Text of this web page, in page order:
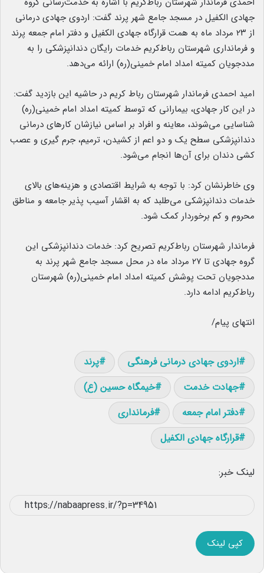
جهادی الکفیل در مسجد جامع شهر پرند گفت: اردوی جهادی درمانی
از ۲۳ مرداد ماه به همت قرارگاه جهادی الکفیل و دفتر امام جمعه پرند
و فرمانداری شهرستان رباط‌کریم خدمات رایگان دندانپزشکی را به
مددجویان کمیته امداد امام خمینی(ره) ارائه می‌دهد.
امید احمدی فرماندار شهرستان رباط کریم در حاشیه این بازدید گفت:
در این کار جهادی، بیمارانی که توسط کمیته امداد امام خمینی(ره)
شناسایی می‌شوند، معاینه و افراد بر اساس نیازشان کار‌های درمانی
دندانپزشکی سطح یک و دو اعم از کشیدن، ترمیم، جرم گیری و عصب
کشی دندان برای آن‌ها انجام می‌شود.
وی خاطرنشان کرد: با توجه به شرایط اقتصادی و هزینه‌های بالای
خدمات دندانپزشکی می‌طلبد که به اقشار آسیب پذیر جامعه و مناطق
محروم و کم برخوردار کمک شود.
فرماندار شهرستان رباط‌کریم تصریح کرد: خدمات دندانپزشکی این
گروه جهادی تا ۲۷ مرداد ماه در محل مسجد جامع شهر پرند به
مددجویان تحت پوشش کمیته امداد امام خمینی(ره) شهرستان
رباط‌کریم ادامه دارد.
انتهای پیام/
اردوی جهادی درمانی فرهنگی
پرند
جهادت خدمت
خیمگاه حسین (ع)
دفتر امام جمعه
فرمانداری
قرارگاه جهادی الکفیل
لینک خبر:
کپی لینک